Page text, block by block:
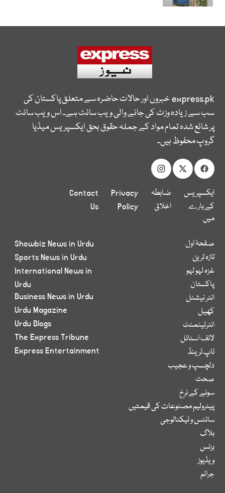
express.pkخبروں اور حالات حاضرہ سے متعلق پاکستان کی
سب سے زیادہ وزٹ کی جانے والی ویب سائٹ ہے۔ اس ویب سائٹ
پر شائع شدہ تمام مواد کے جملہ حقوق بحق ایکسپریس میڈیا
گروپ محفوظ ہیں۔
ایکسپریس
کے بارے
میں
ضابطہ
اخلاق
Privacy
Policy
Contact
Us
صفحۂ اول
تازہ ترین
غزہ لہو لہو
پاکستان
انٹر نیشنل
کھیل
انٹرٹینمنٹ
لائف اسٹائل
ٹاپ ٹرینڈ
دلچسپ و عجیب
صحت
سونے کے نرخ
پیٹرولیم مصنوعات کی قیمتیں
سائنس و ٹیکنالوجی
بلاگ
بزنس
ویڈیوز
جرائم
Showbiz News in Urdu
Sports News in Urdu
International News in
Urdu
Business News in Urdu
Urdu Magazine
Urdu Blogs
The Express Tribune
Express Entertainment